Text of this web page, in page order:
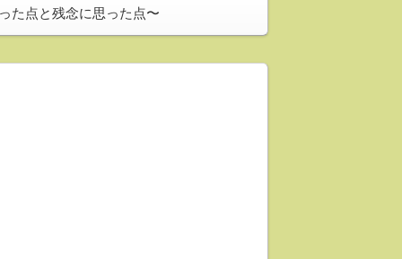
た点と残念に思った点〜